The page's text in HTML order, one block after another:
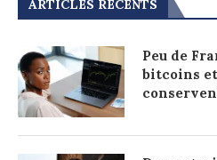
ARTICLES RÉCENTS
Peu de
bitcoins